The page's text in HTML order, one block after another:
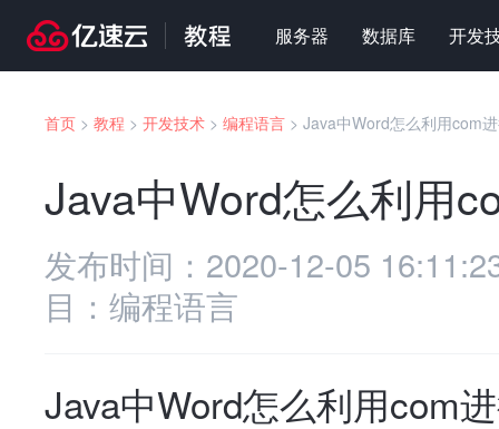
服务器 数据库 开发
首页 > 教程 > 开发技术 > 编程语言 > Java中Word怎么利用com
Java中Word怎么利用
发布时间： 2020-12-05
目： 编程语言
Java中Word怎么利用com